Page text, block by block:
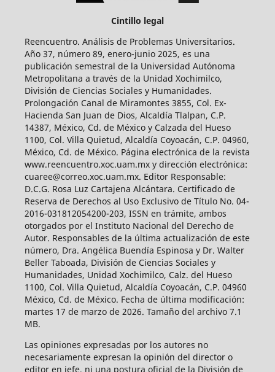
Cintillo legal
Reencuentro. Análisis de Problemas Universitarios.
Año 37, número 89, enero-junio 2025, es una
publicación semestral de la Universidad Autónoma
Metropolitana a través de la Unidad Xochimilco,
División de Ciencias Sociales y Humanidades.
Prolongación Canal de Miramontes 3855, Col. Ex-
Hacienda San Juan de Dios, Alcaldía Tlalpan, C.P.
14387, México, Cd. de México y Calzada del Hueso
1100, Col. Villa Quietud, Alcaldía Coyoacán, C.P. 04960,
México, Cd. de México. Página electrónica de la revista
www.reencuentro.xoc.uam.mx y dirección electrónica:
cuaree@correo.xoc.uam.mx. Editor Responsable:
D.C.G. Rosa Luz Cartajena Alcántara. Certificado de
Reserva de Derechos al Uso Exclusivo de Título No. 04-
2016-031812054200-203, ISSN en trámite, ambos
otorgados por el Instituto Nacional del Derecho de
Autor. Responsables de la última actualización de este
número, Dra. Angélica Buendía Espinosa y Dr. Walter
Beller Taboada, División de Ciencias Sociales y
Humanidades, Unidad Xochimilco, Calz. del Hueso
1100, Col. Villa Quietud, Alcaldía Coyoacán, C.P. 04960
México, Cd. de México. Fecha de última modificación:
martes 17 de marzo de 2026. Tamaño del archivo 7.1
MB.
Las opiniones expresadas por los autores no
necesariamente expresan la opinión del director o
editor en jefe, ni una postura oficial de la División de